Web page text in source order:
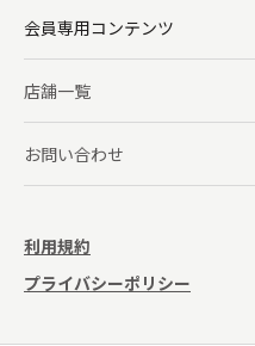
会員専用コンテンツ
店舗一覧
お問い合わせ
利用規約
プライバシーポリシー